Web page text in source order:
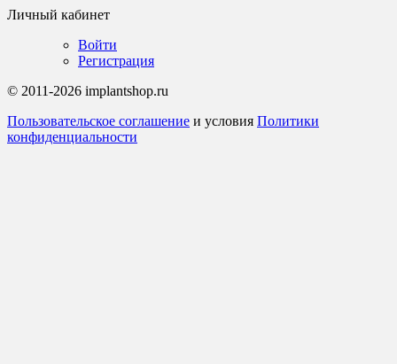
Личный кабинет
Войти
Регистрация
© 2011-2026 implantshop.ru
Пользовательское соглашение и условия Политики
конфиденциальности